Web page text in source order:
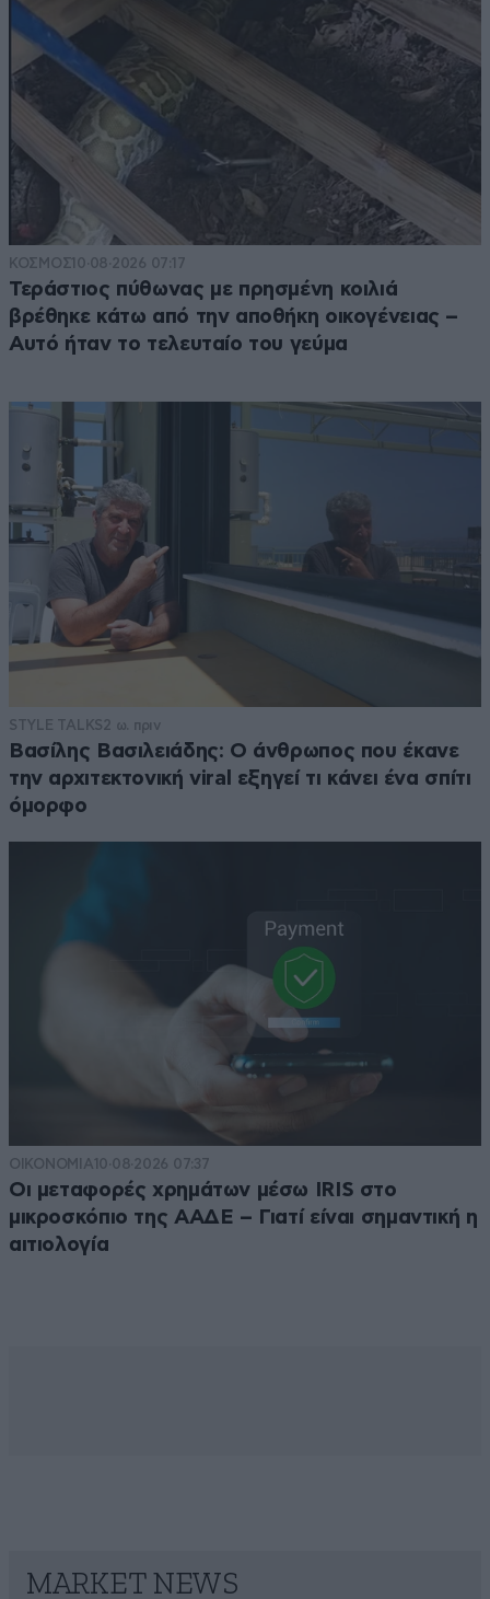
ΚΟΣΜΟΣ10·08·2026 07:17
Τεράστιος πύθωνας με πρησμένη κοιλιά
βρέθηκε κάτω από την αποθήκη οικογένειας –
Αυτό ήταν το τελευταίο του γεύμα
STYLE TALKS 2 ω. πριν
Βασίλης Βασιλειάδης: Ο άνθρωπος που έκανε
την αρχιτεκτονική viral εξηγεί τι κάνει ένα σπίτι
όμορφο
ΟΙΚΟΝΟΜΙΑ10·08·2026 07:37
Οι μεταφορές χρημάτων μέσω IRIS στο
μικροσκόπιο της ΑΑΔΕ – Γιατί είναι σημαντική η
αιτιολογία
MARKET NEWS